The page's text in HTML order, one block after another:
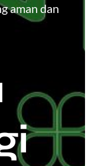
aman dan